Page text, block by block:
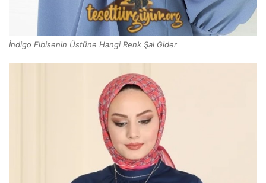
İndigo Elbisenin Üstüne Hangi Renk Şal Gider